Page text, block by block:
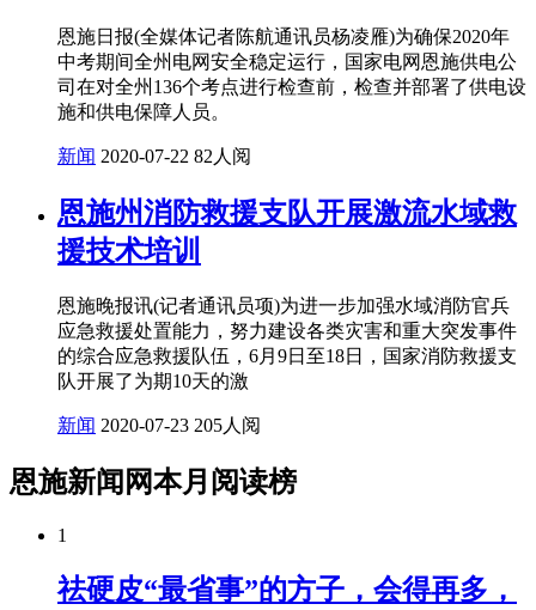
恩施日报(全媒体记者陈航通讯员杨凌雁)为确保2020年
中考期间全州电网安全稳定运行，国家电网恩施供电公
司在对全州136个考点进行检查前，检查并部署了供电设
施和供电保障人员。
新闻 2020-07-22 82人阅
恩施州消防救援支队开展激流水域救
援技术培训
恩施晚报讯(记者通讯员项)为进一步加强水域消防官兵
应急救援处置能力，努力建设各类灾害和重大突发事件
的综合应急救援队伍，6月9日至18日，国家消防救援支
队开展了为期10天的激
新闻 2020-07-23 205人阅
恩施新闻网本月阅读榜
1
祛硬皮“最省事”的方子，会得再多，